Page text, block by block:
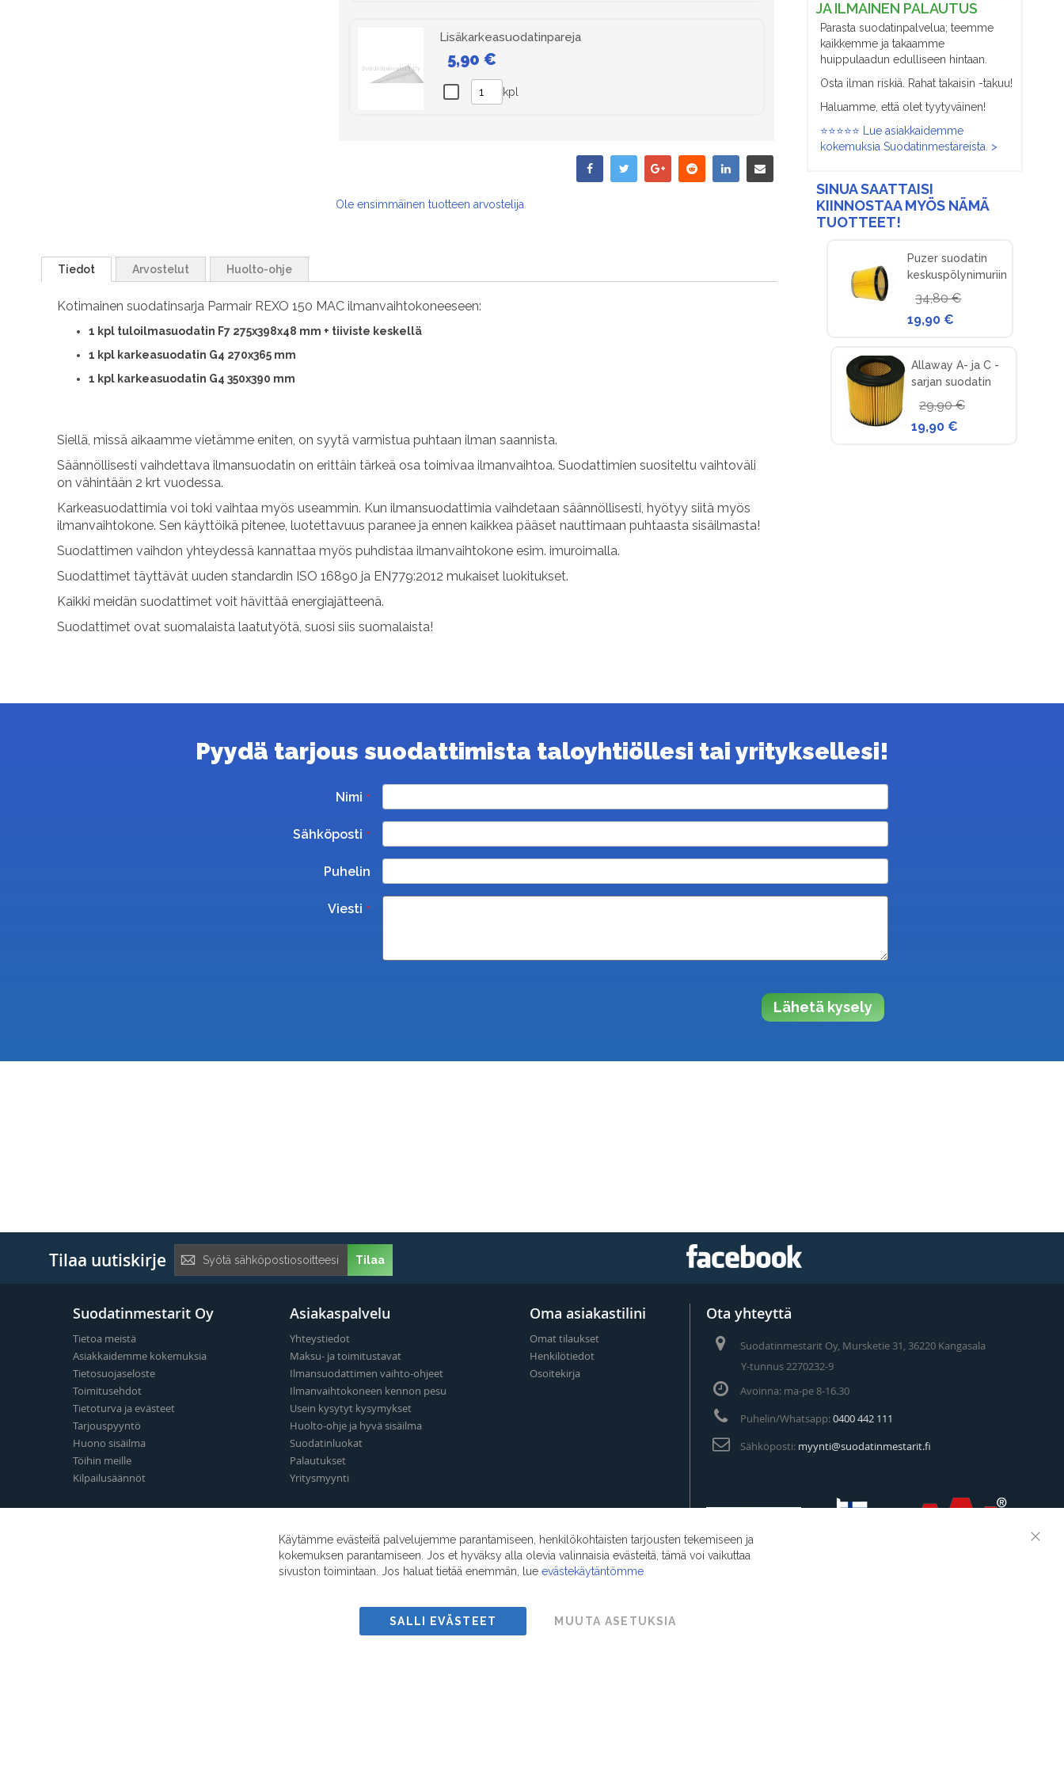
Lisäkarkeasuodatinpareja
5,90 €
kpl
Ole ensimmäinen tuotteen arvostelija
Tiedot
Kotimainen suodatinsarja Parmair REXO 150 MAC ilmanvaihtokoneeseen:
1 kpl tuloilmasuodatin F7 275x398x48 mm + tiiviste keskellä
1 kpl karkeasuodatin G4 270x365 mm
1 kpl karkeasuodatin G4 350x390 mm
Siellä, missä aikaamme vietämme eniten, on syytä varmistua puhtaan ilman saannista.
Säännöllisesti vaihdettava ilmansuodatin on erittäin tärkeä osa toimivaa ilmanvaihtoa. Suodattimien suositeltu vaihtoväli
on vähintään 2 krt vuodessa.
Karkeasuodattimia voi toki vaihtaa myös useammin. Kun ilmansuodattimia vaihdetaan säännöllisesti, hyötyy siitä myös
ilmanvaihtokone. Sen käyttöikä pitenee, luotettavuus paranee ja ennen kaikkea pääset nauttimaan puhtaasta sisäilmasta!
Suodattimen vaihdon yhteydessä kannattaa myös puhdistaa ilmanvaihtokone esim. imuroimalla.
Suodattimet täyttävät uuden standardin ISO 16890 ja EN779:2012 mukaiset luokitukset.
Kaikki meidän suodattimet voit hävittää energiajätteenä.
Suodattimet ovat suomalaista laatutyötä, suosi siis suomalaista!
Arvostelut Huolto-ohje
JA ILMAINEN PALAUTUS
Parasta suodatinpalvelua; teemme
kaikkemme ja takaamme
huippulaadun edulliseen hintaan.
Osta ilman riskiä. Rahat takaisin -takuu!
Haluamme, että olet tyytyväinen!
⭐⭐⭐⭐⭐ Lue asiakkaidemme
kokemuksia Suodatinmestareista. >
SINUA SAATTAISI
KIINNOSTAA MYÖS NÄMÄ
TUOTTEET!
Puzer suodatin
keskuspölynimuriin
19,90 €
34,80 €
Allaway A- ja C -
sarjan suodatin
keskuspölynimuriin
19,90 €
29,90 €
Pyydä tarjous suodattimista taloyhtiöllesi tai yrityksellesi!
Nimi
Sähköposti
Puhelin
Viesti
Lähetä kysely
Tilaa uutiskirje
uutiskirje:
Tilaa
Suodatinmestarit Oy
Tietoa meistä
Asiakkaidemme kokemuksia
Tietosuojaseloste
Toimitusehdot
Tietoturva ja evästeet
Tarjouspyyntö
Huono sisäilma
Töihin meille
Kilpailusäännöt
Asiakaspalvelu
Yhteystiedot
Maksu- ja toimitustavat
Ilmansuodattimen vaihto-ohjeet
Ilmanvaihtokoneen kennon pesu
Usein kysytyt kysymykset
Huolto-ohje ja hyvä sisäilma
Suodatinluokat
Palautukset
Yritysmyynti
Oma asiakastilini
Omat tilaukset
Henkilötiedot
Osoitekirja
Ota yhteyttä
Suodatinmestarit Oy, Mursketie 31, 36220 Kangasala
Y-tunnus 2270232-9
Avoinna: ma-pe 8-16.30
Puhelin/Whatsapp:0400 442 111
Sähköposti: myynti@suodatinmestarit.fi
Käytämme evästeitä palvelujemme parantamiseen, henkilökohtaisten tarjousten tekemiseen ja
kokemuksen parantamiseen. Jos et hyväksy alla olevia valinnaisia evästeitä, tämä voi vaikuttaa
sivuston toimintaan. Jos haluat tietää enemmän, lue evästekäytäntömme
SALLI EVÄSTEET MUUTA ASETUKSIA